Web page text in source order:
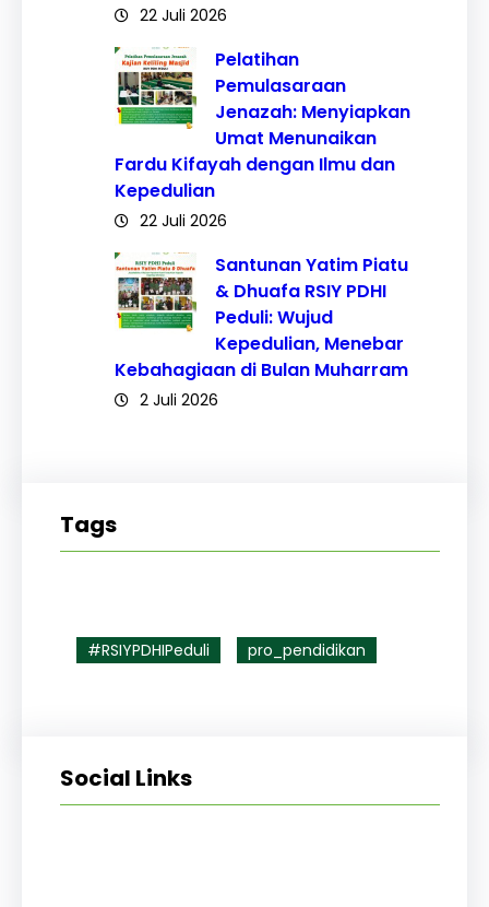
22 Juli 2026
Pelatihan
Pemulasaraan
Jenazah: Menyiapkan
Umat Menunaikan
Fardu Kifayah dengan Ilmu dan
Kepedulian
22 Juli 2026
Santunan Yatim Piatu
& Dhuafa RSIY PDHI
Peduli: Wujud
Kepedulian, Menebar
Kebahagiaan di Bulan Muharram
2 Juli 2026
Tags
#RSIYPDHIPeduli pro_pendidikan
Social Links